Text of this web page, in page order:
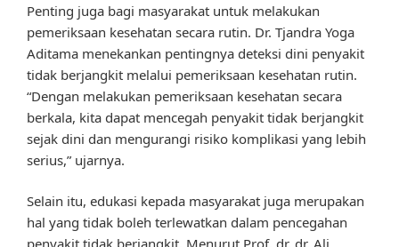
Penting juga bagi masyarakat untuk melakukan
pemeriksaan kesehatan secara rutin. Dr. Tjandra Yoga
Aditama menekankan pentingnya deteksi dini penyakit
tidak berjangkit melalui pemeriksaan kesehatan rutin.
“Dengan melakukan pemeriksaan kesehatan secara
berkala, kita dapat mencegah penyakit tidak berjangkit
sejak dini dan mengurangi risiko komplikasi yang lebih
serius,” ujarnya.
Selain itu, edukasi kepada masyarakat juga merupakan
hal yang tidak boleh terlewatkan dalam pencegahan